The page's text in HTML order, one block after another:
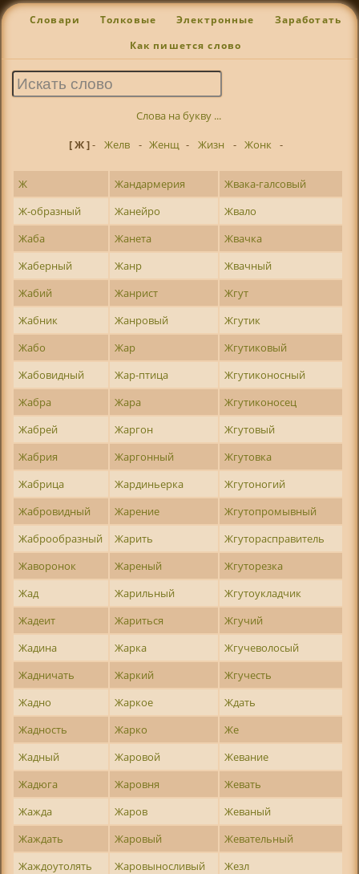
Словари Толковые Электронные Заработать
Как пишется слово
Слова на букву ...
[ Ж ]- Желв - Женщ - Жизн - Жонк -
Ж Жандармерия
Жвака-галсовый
Ж-образный
Жанейро
Жвало
Жаба
Жанета
Жвачка
Жаберный
Жанр
Жвачный
Жабий
Жанрист
Жгут
Жабник
Жанровый
Жгутик
Жабо
Жар
Жгутиковый
Жабовидный
Жар-птица
Жгутиконосный
Жабра
Жара
Жгутиконосец
Жабрей
Жаргон
Жгутовый
Жабрия
Жаргонный
Жгутовка
Жабрица
Жардиньерка
Жгутоногий
Жабровидный
Жарение
Жгутопромывный
Жаброобразный
Жарить
Жгуторасправитель
Жаворонок
Жареный
Жгуторезка
Жад
Жарильный
Жгутоукладчик
Жадеит
Жариться
Жгучий
Жадина
Жарка
Жгучеволосый
Жадничать
Жаркий
Жгучесть
Жадно
Жаркое
Ждать
Жадность
Жарко
Же
Жадный
Жаровой
Жевание
Жадюга
Жаровня
Жевать
Жажда
Жаров
Жеваный
Жаждать
Жаровый
Жевательный
Жаждоутолять
Жаровыносливый
Жезл